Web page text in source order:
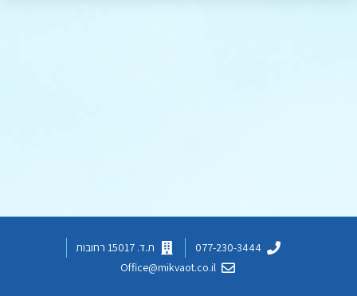
077-230-3444
ת.ד. 15017 רחובות
Office@mikvaot.co.il